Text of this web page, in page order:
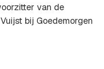
van de
bij Goedemorgen